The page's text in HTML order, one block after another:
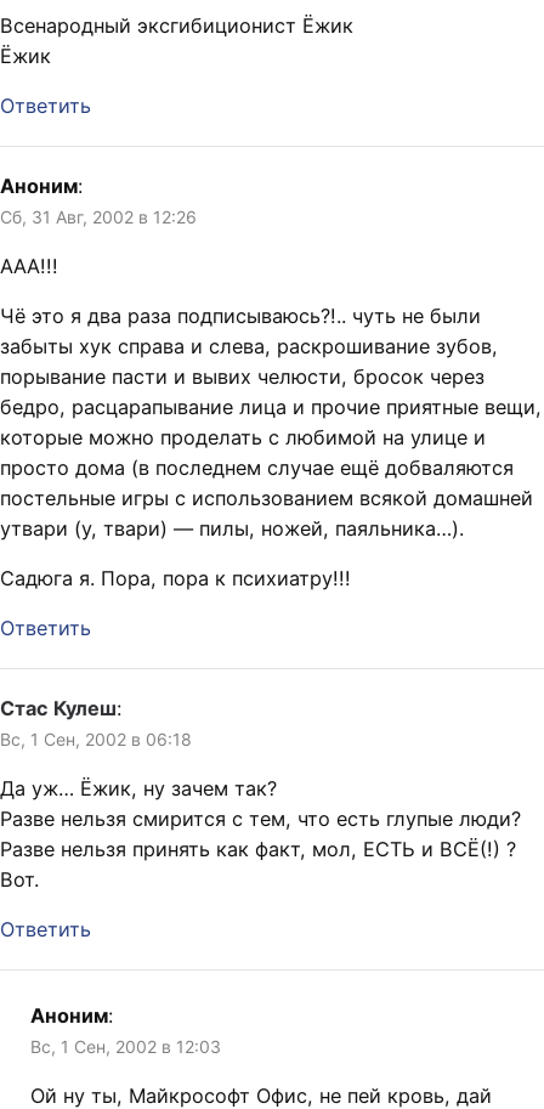
Всенародный эксгибиционист Ёжик
Ёжик
Ответить
Аноним:
Сб, 31 Авг, 2002 в 12:26
ААА!!!
Чё это я два раза подписываюсь?!.. чуть не были
забыты хук справа и слева, раскрошивание зубов,
порывание пасти и вывих челюсти, бросок через
бедро, расцарапывание лица и прочие приятные вещи,
которые можно проделать с любимой на улице и
просто дома (в последнем случае ещё добваляются
постельные игры с использованием всякой домашней
утвари (у, твари) — пилы, ножей, паяльника…).
Садюга я. Пора, пора к психиатру!!!
Ответить
Стас Кулеш:
Вс, 1 Сен, 2002 в 06:18
Да уж… Ёжик, ну зачем так?
Разве нельзя смирится с тем, что есть глупые люди?
Разве нельзя принять как факт, мол, ЕСТЬ и ВСЁ(!) ?
Вот.
Ответить
Аноним:
Вс, 1 Сен, 2002 в 12:03
Ой ну ты, Майкрософт Офис, не пей кровь, дай